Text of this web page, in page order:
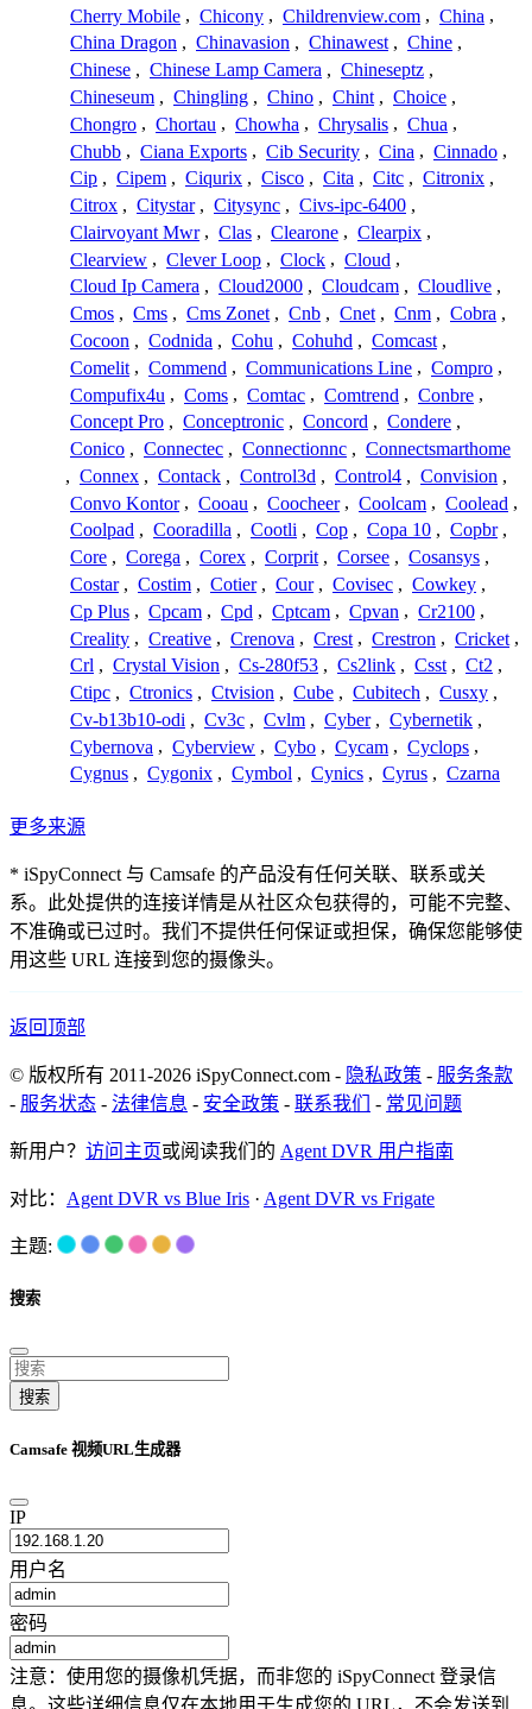
Cherry Mobile , Chicony , Childrenview.com , China ,
China Dragon , Chinavasion , Chinawest , Chine ,
Chinese , Chinese Lamp Camera , Chineseptz ,
Chineseum , Chingling , Chino , Chint , Choice ,
Chongro , Chortau , Chowha , Chrysalis , Chua ,
Chubb , Ciana Exports , Cib Security , Cina , Cinnado ,
Cip , Cipem , Ciqurix , Cisco , Cita , Citc , Citronix ,
Citrox , Citystar , Citysync , Civs-ipc-6400 ,
Clairvoyant Mwr , Clas , Clearone , Clearpix ,
Clearview , Clever Loop , Clock , Cloud ,
Cloud Ip Camera , Cloud2000 , Cloudcam , Cloudlive ,
Cmos , Cms , Cms Zonet , Cnb , Cnet , Cnm , Cobra ,
Cocoon , Codnida , Cohu , Cohuhd , Comcast ,
Comelit , Commend , Communications Line , Compro ,
Compufix4u , Coms , Comtac , Comtrend , Conbre ,
Concept Pro , Conceptronic , Concord , Condere ,
Conico , Connectec , Connectionnc , Connectsmarthome
, Connex , Contack , Control3d , Control4 , Convision ,
Convo Kontor , Cooau , Coocheer , Coolcam , Coolead ,
Coolpad , Cooradilla , Cootli , Cop , Copa 10 , Copbr ,
Core , Corega , Corex , Corprit , Corsee , Cosansys ,
Costar , Costim , Cotier , Cour , Covisec , Cowkey ,
Cp Plus , Cpcam , Cpd , Cptcam , Cpvan , Cr2100 ,
Creality , Creative , Crenova , Crest , Crestron , Cricket ,
Crl , Crystal Vision , Cs-280f53 , Cs2link , Csst , Ct2 ,
Ctipc , Ctronics , Ctvision , Cube , Cubitech , Cusxy ,
Cv-b13b10-odi , Cv3c , Cvlm , Cyber , Cybernetik ,
Cybernova , Cyberview , Cybo , Cycam , Cyclops ,
Cygnus , Cygonix , Cymbol , Cynics , Cyrus , Czarna
更多来源
* iSpyConnect 与 Camsafe 的产品没有任何关联、联系或关
系。此处提供的连接详情是从社区众包获得的，可能不完整、
不准确或已过时。我们不提供任何保证或担保，确保您能够使
用这些 URL 连接到您的摄像头。
返回顶部
© 版权所有 2011-2026 iSpyConnect.com - 隐私政策 - 服务条款
- 服务状态 - 法律信息 - 安全政策 - 联系我们 - 常见问题
新用户？ 访问主页或阅读我们的 Agent DVR 用户指南
对比： Agent DVR vs Blue Iris · Agent DVR vs Frigate
主题:
搜索
搜索
Camsafe 视频URL生成器
IP
用户名
密码
注意：使用您的摄像机凭据，而非您的 iSpyConnect 登录信
息。这些详细信息仅在本地用于生成您的 URL，不会发送到